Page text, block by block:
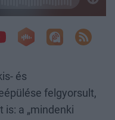
és
felgyorsult,
a „mindenki